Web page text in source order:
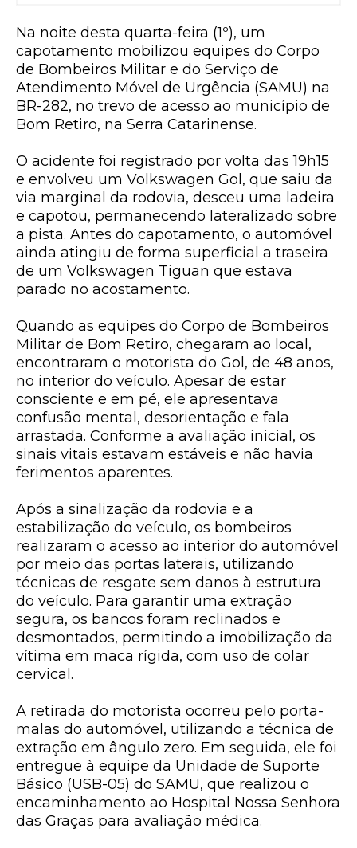
Na noite desta quarta-feira (1º), um
capotamento mobilizou equipes do Corpo
de Bombeiros Militar e do Serviço de
Atendimento Móvel de Urgência (SAMU) na
BR-282, no trevo de acesso ao município de
Bom Retiro, na Serra Catarinense.
O acidente foi registrado por volta das 19h15
e envolveu um Volkswagen Gol, que saiu da
via marginal da rodovia, desceu uma ladeira
e capotou, permanecendo lateralizado sobre
a pista. Antes do capotamento, o automóvel
ainda atingiu de forma superficial a traseira
de um Volkswagen Tiguan que estava
parado no acostamento.
Quando as equipes do Corpo de Bombeiros
Militar de Bom Retiro, chegaram ao local,
encontraram o motorista do Gol, de 48 anos,
no interior do veículo. Apesar de estar
consciente e em pé, ele apresentava
confusão mental, desorientação e fala
arrastada. Conforme a avaliação inicial, os
sinais vitais estavam estáveis e não havia
ferimentos aparentes.
Após a sinalização da rodovia e a
estabilização do veículo, os bombeiros
realizaram o acesso ao interior do automóvel
por meio das portas laterais, utilizando
técnicas de resgate sem danos à estrutura
do veículo. Para garantir uma extração
segura, os bancos foram reclinados e
desmontados, permitindo a imobilização da
vítima em maca rígida, com uso de colar
cervical.
A retirada do motorista ocorreu pelo porta-
malas do automóvel, utilizando a técnica de
extração em ângulo zero. Em seguida, ele foi
entregue à equipe da Unidade de Suporte
Básico (USB-05) do SAMU, que realizou o
encaminhamento ao Hospital Nossa Senhora
das Graças para avaliação médica.